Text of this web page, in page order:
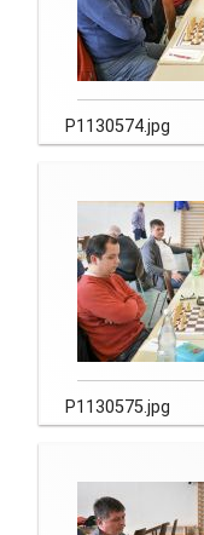
P1130574.jpg
P1130575.jpg